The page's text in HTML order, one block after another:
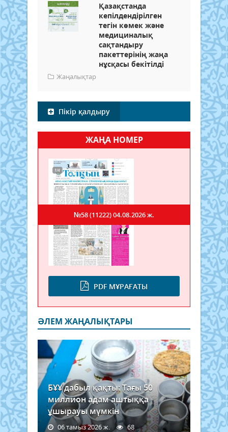
Қазақстанда
кепілдендірілген
тегін көмек және
медициналық
сақтандыру
пакеттерінің жаңа
нұсқасы бекітілді
Жаңалықтар
Пікір қалдыру
ЖАҢА НОМЕР
PDF МҰРАҒАТЫ
№58 (11222)04.08.2026 ж.
ӘЛЕМ ЖАҢАЛЫҚТАРЫ
БҰҰ дабыл қақты: Тағы 50
миллион адам аштыққа
ұшырауы мүмкін
06 тамыз 2026 ж. 68